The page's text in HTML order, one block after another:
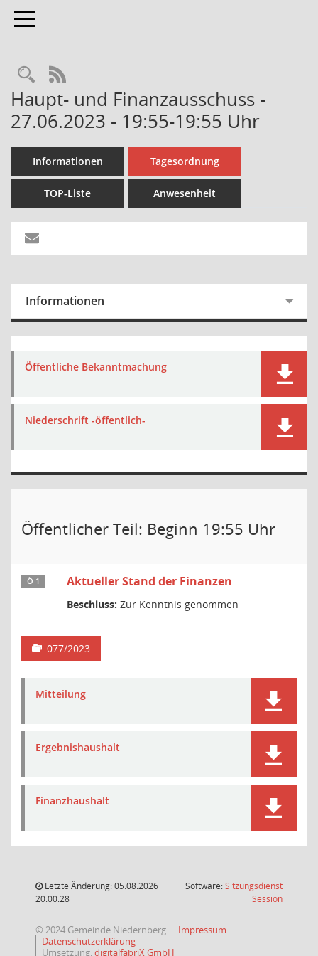
Toggle navigation
Rechercheauswahl
RSS-Feed
Haupt- und Finanzausschuss -
27.06.2023 - 19:55-19:55 Uhr
Informationen Tagesordnung
TOP-Liste Anwesenheit
Informationen
Öffentliche Bekanntmachung
Niederschrift -öffentlich-
Öffentlicher Teil: Beginn 19:55 Uhr
Ö 1 Aktueller Stand der Finanzen
Beschluss: Zur Kenntnis genommen
077/2023
Mitteilung
Ergebnishaushalt
Finanzhaushalt
Letzte Änderung: 05.08.2026
20:00:28
Software:Sitzungsdienst
Session(Wird in
© 2024 Gemeinde Niedernberg
Impressum
Datenschutzerklärung
Umsetzung:digitalfabriX GmbH